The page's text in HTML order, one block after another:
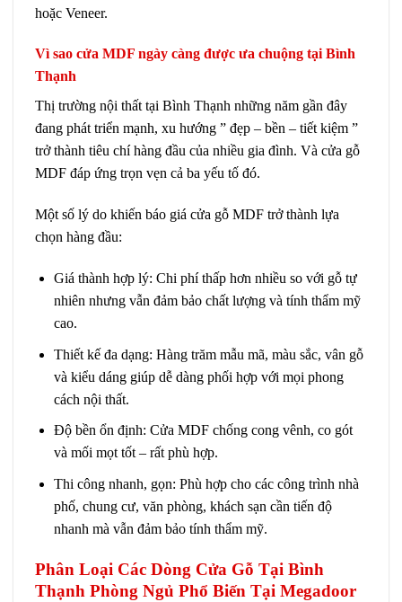
hoặc Veneer.
Vì sao cửa MDF ngày càng được ưa chuộng tại Bình
Thạnh
Thị trường nội thất tại Bình Thạnh những năm gần đây
đang phát triển mạnh, xu hướng ” đẹp – bền – tiết kiệm ”
trở thành tiêu chí hàng đầu của nhiều gia đình. Và cửa gỗ
MDF đáp ứng trọn vẹn cả ba yếu tố đó.
Một số lý do khiến báo giá cửa gỗ MDF trở thành lựa
chọn hàng đầu:
Giá thành hợp lý: Chi phí thấp hơn nhiều so với gỗ tự
nhiên nhưng vẫn đảm bảo chất lượng và tính thẩm mỹ
cao.
Thiết kế đa dạng: Hàng trăm mẫu mã, màu sắc, vân gỗ
và kiểu dáng giúp dễ dàng phối hợp với mọi phong
cách nội thất.
Độ bền ổn định: Cửa MDF chống cong vênh, co gót
và mối mọt tốt – rất phù hợp.
Thi công nhanh, gọn: Phù hợp cho các công trình nhà
phố, chung cư, văn phòng, khách sạn cần tiến độ
nhanh mà vẫn đảm bảo tính thẩm mỹ.
Phân Loại Các Dòng Cửa Gỗ Tại Bình
Thạnh Phòng Ngủ Phổ Biến Tại Megadoor